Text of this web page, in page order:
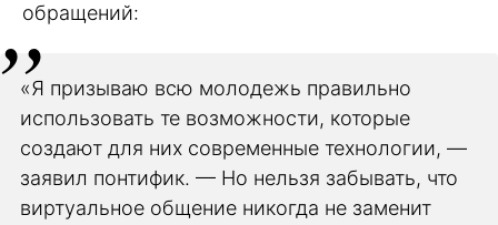
обращений:
«Я призываю всю молодежь правильно
использовать те возможности, которые
создают для них современные технологии, —
заявил понтифик. — Но нельзя забывать, что
виртуальное общение никогда не заменит